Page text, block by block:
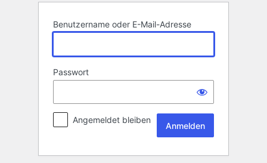
Benutzername oder E-Mail-Adresse
Passwort
Angemeldet bleiben